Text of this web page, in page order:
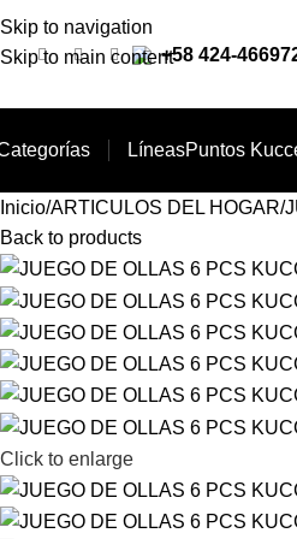
Skip to navigation
Skip to main content+58 424-
LíneasPuntos
Inicio ARTICULOS DEL HOGAR
Back to products
Click to enlarge